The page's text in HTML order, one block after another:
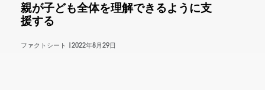
親が子ども全体を理解できるように支
援する
ファクトシート | 2022年8月29日